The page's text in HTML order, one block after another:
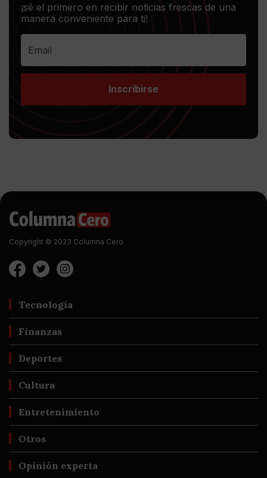
¡sé el primero en recibir noticias frescas de una
manera conveniente para ti!
Inscribirse
Copyright © 2023 Columna Cero
Tecnología
Finanzas
Deportes
Cultura
Entretenimiento
Otros
Opinión experta